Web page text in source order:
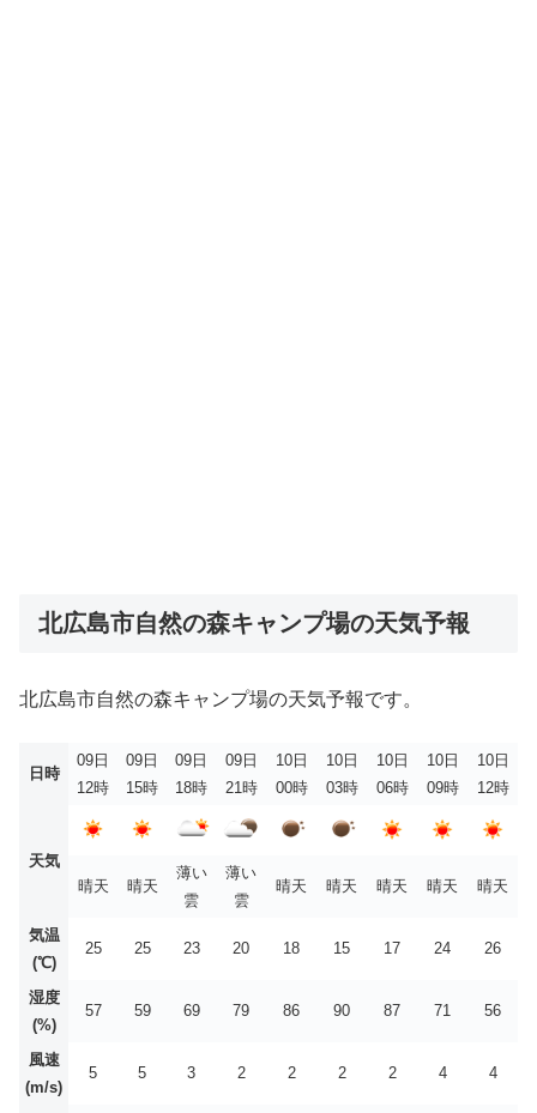
北広島市自然の森キャンプ場の天気予報
北広島市自然の森キャンプ場の天気予報です。
日時
09日
12時
09日
15時
09日
18時
09日
21時
10日
00時
10日
03時
10日
06時
10日
09時
10日
12時
天気
晴天
晴天
薄い
雲
薄い
雲
晴天 晴天 晴天 晴天 晴天
気温
(℃)
25 25 23 20 18 15 17 24 26
湿度
(%)
57 59 69 79 86 90 87 71 56
風速
(m/s)
5 5 3 2 2 2 2 4 4